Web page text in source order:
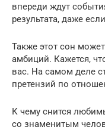
впереди ждут
результата, даже
Также этот сон
амбиций. Кажется,
вас. На самом деле
претензий по
К чему снится
со знаменитым